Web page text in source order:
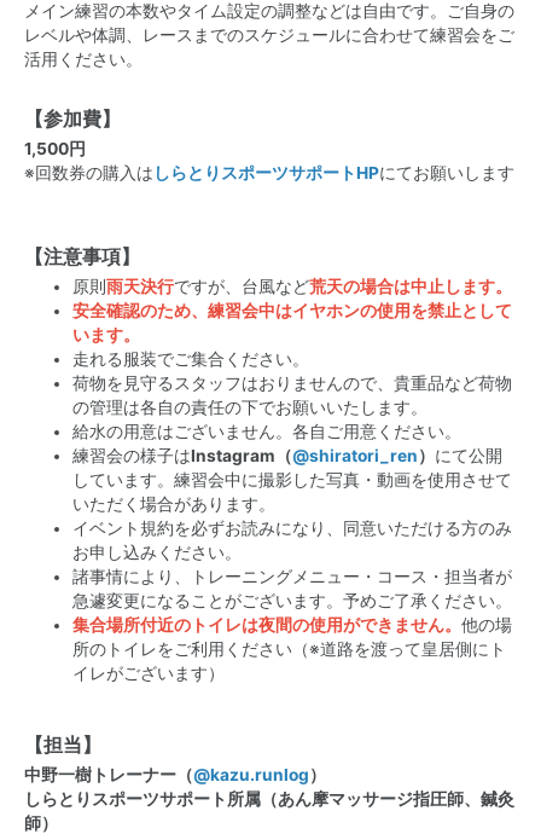
メイン練習の本数やタイム設定の調整などは自由です。ご自身の
レベルや体調、レースまでのスケジュールに合わせて練習会をご
活用ください。
【参加費】
1,500円
※回数券の購入は しらとりスポーツサポートHPにてお願いします
【注意事項】
原則 雨天決行ですが、台風など荒天の場合は中止します。
安全確認のため、練習会中はイヤホンの使用を禁止として
います。
走れる服装でご集合ください。
荷物を見守るスタッフはおりませんので、貴重品など荷物
の管理は各自の責任の下でお願いいたします。
給水の用意はございません。各自ご用意ください。
練習会の様子はInstagram（@shiratori_ren） にて公開
しています。練習会中に撮影した写真・動画を使用させて
いただく場合があります。
イベント規約を必ずお読みになり、 同意いただける方のみ
お申し込みください。
諸事情により、トレーニングメニュー・コース・ 担当者が
急遽変更になることがございます。予めご了承ください。
集合場所付近のトイレは夜間の使用ができません。 他の場
所のトイレをご利用ください（※道路を渡って皇居側にト
イレがございます）
【担当】
中野一樹トレーナー（@kazu.runlog）
しらとりスポーツサポート所属（あん摩マッサージ指圧師、鍼灸
師）